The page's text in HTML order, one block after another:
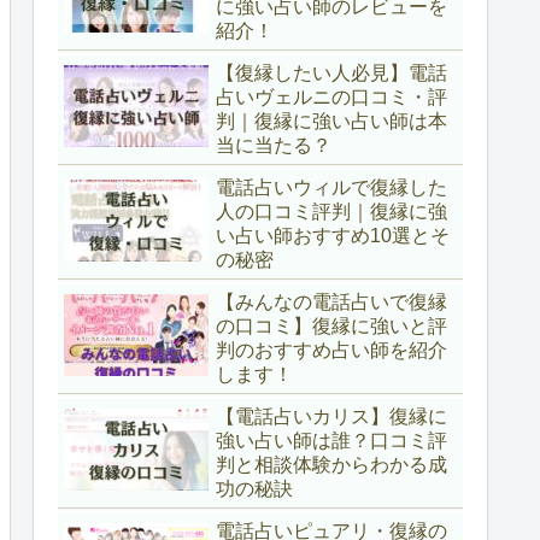
に強い占い師のレビューを
紹介！
【復縁したい人必見】電話
占いヴェルニの口コミ・評
判｜復縁に強い占い師は本
当に当たる？
電話占いウィルで復縁した
人の口コミ評判｜復縁に強
い占い師おすすめ10選とそ
の秘密
【みんなの電話占いで復縁
の口コミ】復縁に強いと評
判のおすすめ占い師を紹介
します！
【電話占いカリス】復縁に
強い占い師は誰？口コミ評
判と相談体験からわかる成
功の秘訣
電話占いピュアリ・復縁の